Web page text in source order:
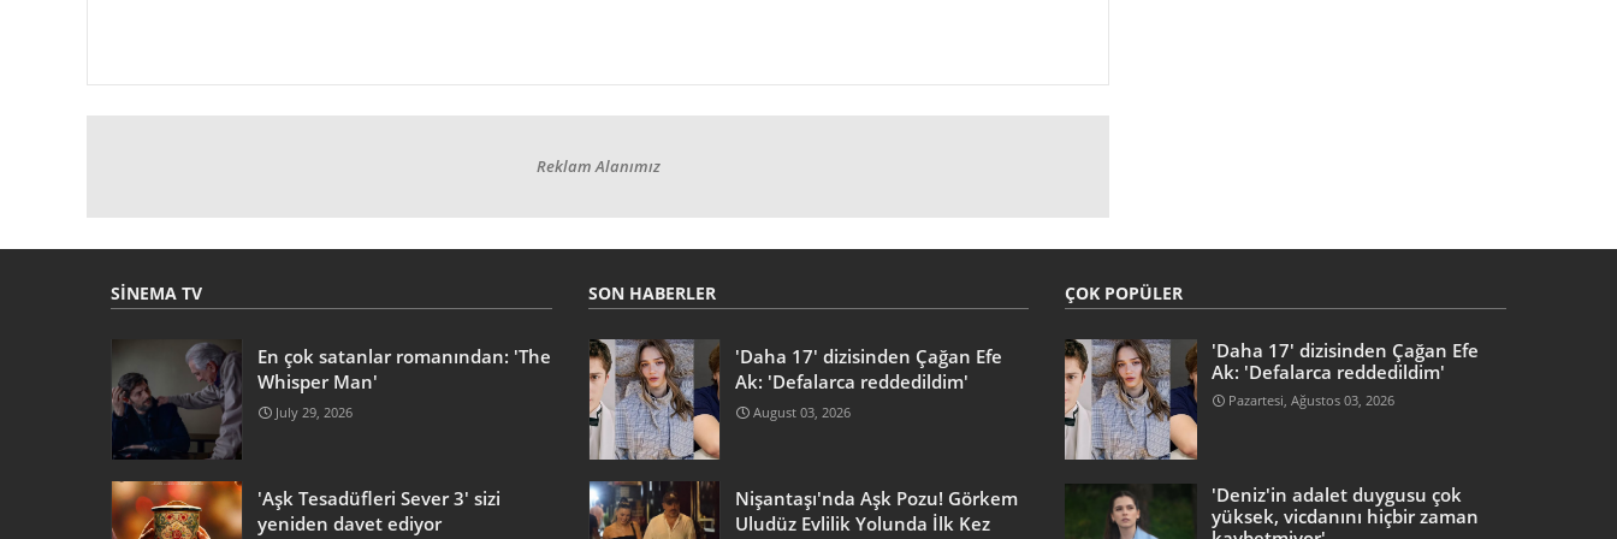
Reklam Alanımız
SINEMA TV
En çok satanlar romanından: 'The
Whisper Man'
July 29, 2026
'Aşk Tesadüfleri Sever 3' sizi
yeniden davet ediyor
SON HABERLER
'Daha 17' dizisinden Çağan Efe
Ak: 'Defalarca reddedildim'
August 03, 2026
Nişantaşı'nda Aşk Pozu! Görkem
Uludüz Evlilik Yolunda İlk Kez
ÇOK POPÜLER
'Daha 17' dizisinden Çağan Efe
Ak: 'Defalarca reddedildim'
Pazartesi, Ağustos 03, 2026
'Deniz'in adalet duygusu çok
yüksek, vicdanını hiçbir zaman